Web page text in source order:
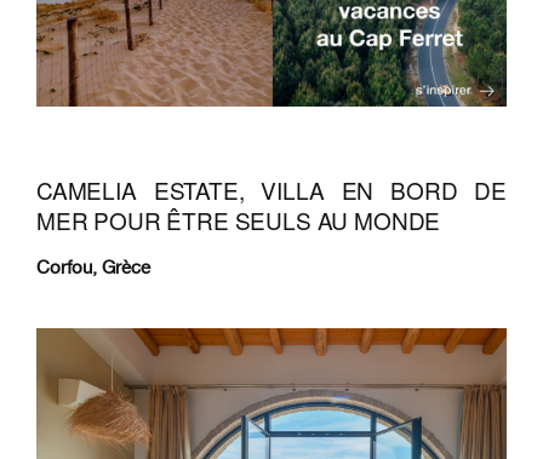
CAMELIA ESTATE, VILLA EN BORD DE
MER POUR ÊTRE SEULS AU MONDE
Corfou, Grèce